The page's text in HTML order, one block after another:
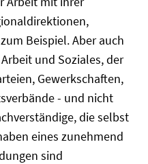
Beispiel. Aber auch
und Soziales, der
Gewerkschaften,
- und nicht
die selbst
eines zunehmend
sind